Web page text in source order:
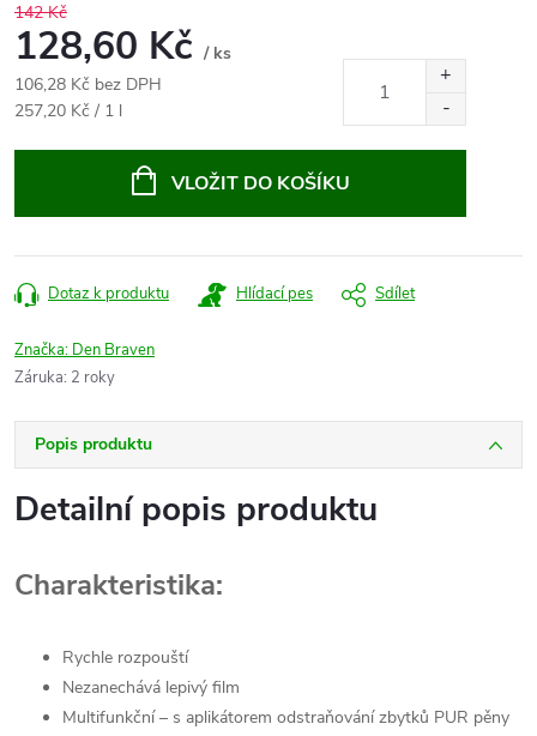
142 Kč
128,60 Kč / ks
106,28 Kč bez DPH
Měrná
257,20 Kč / 1 l
VLOŽIT DO KOŠÍKU
Dotaz k produktu Hlídací pes Sdílet
Značka: Den Braven
Záruka: 2 roky
Popis produktu
Detailní popis produktu
Charakteristika:
Rychle rozpouští
Nezanechává lepivý film
Multifunkční – s aplikátorem odstraňování zbytků PUR pěny